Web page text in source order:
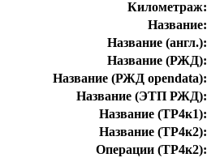
Километраж:
Название:
Название (англ.):
Название (РЖД):
Название (РЖД opendata):
Название (ЭТП РЖД):
Название (ТР4к1):
Название (ТР4к2):
Операции (ТР4к2):